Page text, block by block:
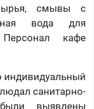
смывы с
вода для
Персонал кафе
индивидуальный
санитарно-
выявлены